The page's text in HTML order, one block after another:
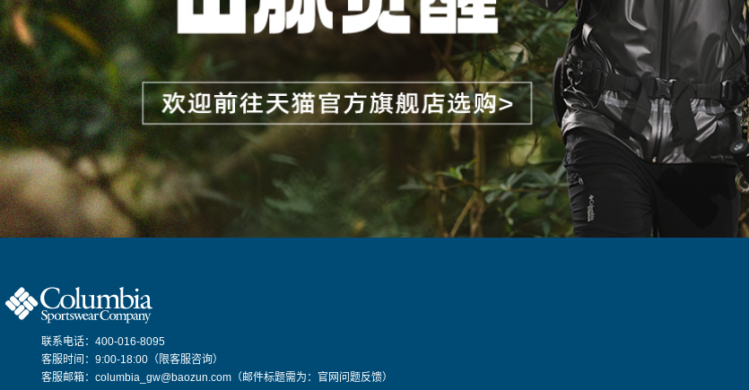
联系电话：400-016-8095
客服时间：9:00-18:00（限客服咨询）
客服邮箱：columbia_gw@baozun.com（邮件标题需为：官网问题反馈）